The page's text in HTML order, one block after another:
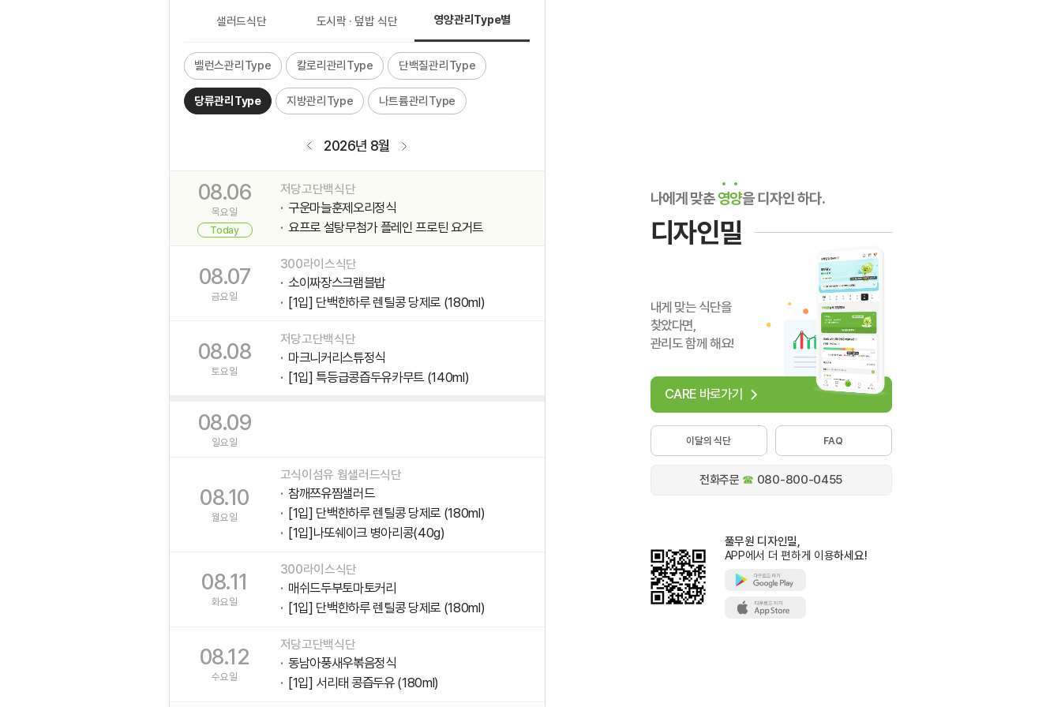
이달의 식단
샐러드식단 도시락 · 덮밥 식단 영양관리Type별
밸런스관리Type 칼로리관리Type 단백질관리Type
당류관리Type 지방관리Type 나트륨관리Type
2026년 8월
08.04
화요일
김치제육완두콩계란덮밥
요프로 설탕무첨가 플레인 프로틴 요거트
저당고단백식단
[1입] 서리태 콩즙두유 (180ml)
08.06
목요일
Today
저당고단백식단
구운마늘훈제오리정식
요프로 설탕무첨가 플레인 프로틴 요거트
08.07
금요일
300라이스식단
소이짜장스크램블밥
[1입] 단백한하루 렌틸콩 당제로 (180ml)
08.08
토요일
저당고단백식단
마크니커리스튜정식
[1입] 특등급콩즙두유카무트 (140ml)
08.09
일요일
08.10
월요일
고식이섬유 웜샐러드식단
참깨쯔유찜샐러드
[1입] 단백한하루 렌틸콩 당제로 (180ml)
[1입]나또쉐이크 병아리콩(40g)
08.11
화요일
300라이스식단
매쉬드두부토마토커리
[1입] 단백한하루 렌틸콩 당제로 (180ml)
08.12
수요일
저당고단백식단
동남아풍새우볶음정식
[1입] 서리태 콩즙두유 (180ml)
나에게 맞춘영양을 디자인 하다.
디자인밀
내게 맞는 식단을
찾았다면,
관리도 함께 해요!
CARE 바로가기
이달의 식단 FAQ
전화주문 ☎ 080-800-0455
풀무원 디자인밀,
APP에서 더 편하게 이용하세요!